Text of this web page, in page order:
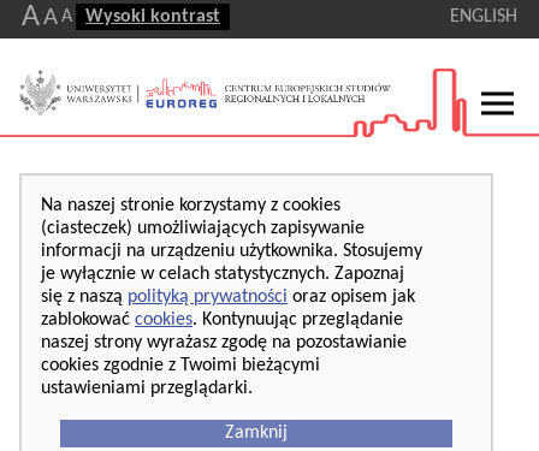
AA A Wysoki kontrast ENGLISH
Na naszej stronie korzystamy z cookies
(ciasteczek) umożliwiających zapisywanie
informacji na urządzeniu użytkownika. Stosujemy
je wyłącznie w celach statystycznych. Zapoznaj
się z naszą polityką prywatności oraz opisem jak
zablokować cookies. Kontynuując przeglądanie
naszej strony wyrażasz zgodę na pozostawianie
cookies zgodnie z Twoimi bieżącymi
ustawieniami przeglądarki.
Zamknij